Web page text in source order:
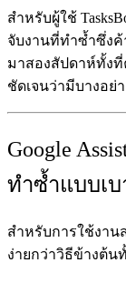
สำหรับผู้ใช้
จับงานที่ทำซ้ำซึ่งค้
มาสองสัปดาห์ทั้ง
ชัดเจนว่ามีบางอย่
Google
ทำซ้ำแบบเบ
สำหรับการใช้งาน
ง่ายกว่าวิธีข้างต้น